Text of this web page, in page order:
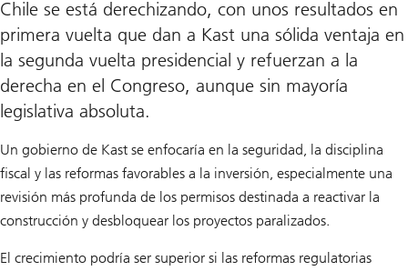
un
giro
a
derecha
Access
Chile se está derechizando, con unos resultados en
primera vuelta que dan a Kast una sólida ventaja en
la segunda vuelta presidencial y refuerzan a la
derecha en el Congreso, aunque sin mayoría
legislativa absoluta.
Un gobierno de Kast se enfocaría en la seguridad, la disciplina
fiscal y las reformas favorables a la inversión, especialmente una
revisión más profunda de los permisos destinada a reactivar la
construcción y desbloquear los proyectos paralizados.
El crecimiento podría ser superior si las reformas regulatorias